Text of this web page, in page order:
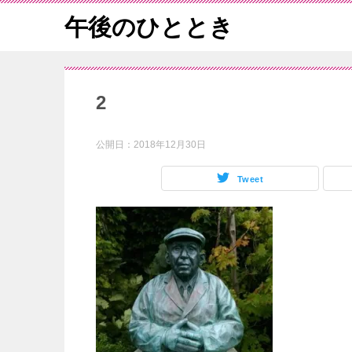
午後のひととき
2
公開日： 2018年12月30日
Tweet